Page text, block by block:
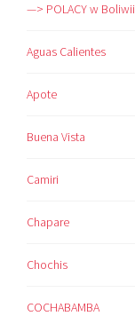
—> POLACY w Boliwii
Aguas Calientes
Apote
Buena Vista
Camiri
Chapare
Chochis
COCHABAMBA